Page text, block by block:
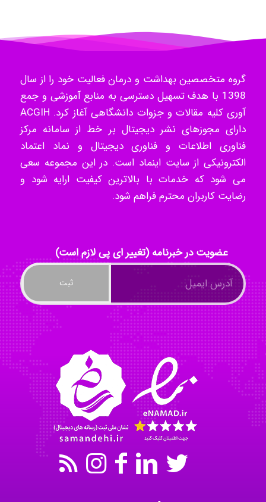
k.aryan
ilhan200
Radman Amini
akhtar shahsavandi
kimiya zirakpoor
گروه متخصصین بهداشت و درمان فعالیت خود را از سال
1398 با هدف تسهیل دسترسی به منابع آموزشی و جمع
آوری کلیه مقالات و جزوات دانشگاهی آغاز کرد. ACGIH
دارای مجوزهای نشر دیجیتال بر خط از سامانه مرکز
فناوری اطلاعات و فناوری دیجیتال و نماد اعتماد
الکترونیکی از سایت اینماد است. در این مجموعه سعی
می شود که خدمات با بالاترین کیفیت ارایه شود و
رضایت کاربران محترم فراهم شود.
عضویت در خبرنامه (تغییر ای پی لازم است)